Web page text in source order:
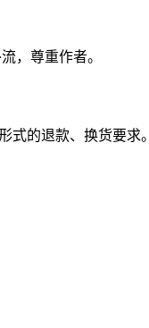
，尊重作者。
式的退款、换货要求。